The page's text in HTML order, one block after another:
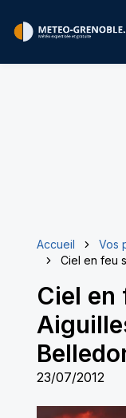
Accueil
Vos
Ciel en feu
Ciel en
23/07/2012